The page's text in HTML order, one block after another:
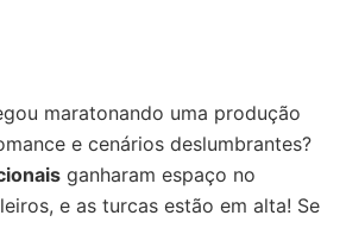
maratonando uma produção
e cenários deslumbrantes?
ganharam espaço no
e as turcas estão em alta! Se